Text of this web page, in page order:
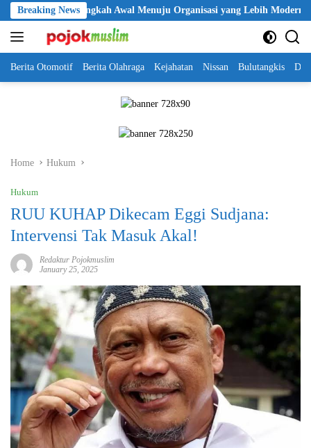
Skip
to
content
Breaking News
Jadi Langkah Awal Menuju Organisasi yang Lebih Modern
Berita Otomotif Berita Olahraga Kejahatan Nissan Bulutangkis
Home Hukum
Hukum
RUU KUHAP Dikecam Eggi Sudjana:
Intervensi Tak Masuk Akal!
Redaktur Pojokmuslim
January 25, 2025